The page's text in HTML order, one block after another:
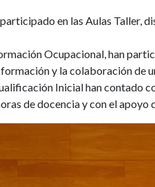
en las Aulas Taller,
Ocupacional, han
y la colaboración de
Inicial han contado
de docencia y con el apoyo